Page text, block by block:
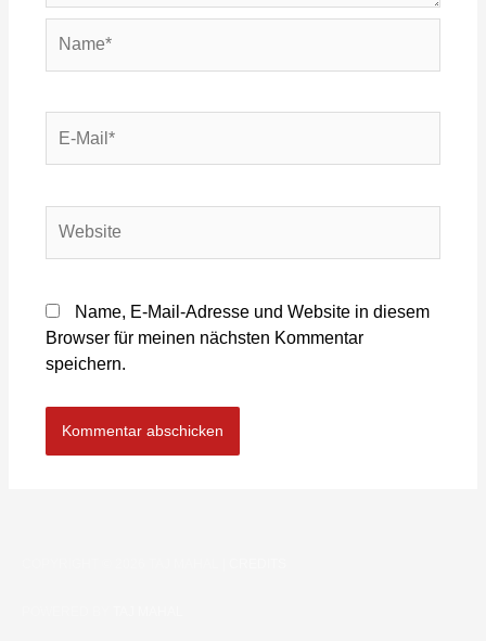
Name, E-Mail-Adresse und Website in diesem
Browser für meinen nächsten Kommentar
speichern.